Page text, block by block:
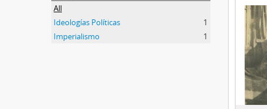
All
Ideologías Políticas
1
Imperialismo
1